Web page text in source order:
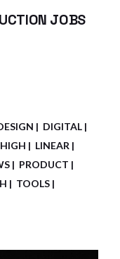
JOBS
DIGITAL
HIGH
LINEAR
PRODUCT
TOOLS